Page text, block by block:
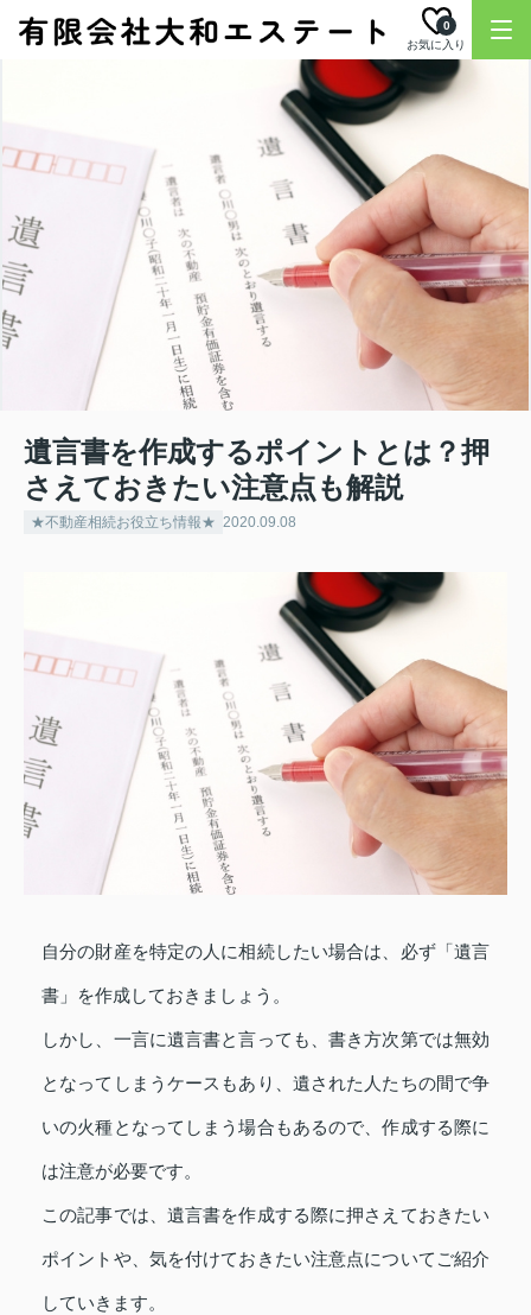
お気に入り
0
遺言書を作成するポイントとは？押
さえておきたい注意点も解説
★不動産相続お役立ち情報★ 2020.09.08
自分の財産を特定の人に相続したい場合は、必ず「遺言
書」を作成しておきましょう。
しかし、一言に遺言書と言っても、書き方次第では無効
となってしまうケースもあり、遺された人たちの間で争
いの火種となってしまう場合もあるので、作成する際に
は注意が必要です。
この記事では、遺言書を作成する際に押さえておきたい
ポイントや、気を付けておきたい注意点についてご紹介
していきます。